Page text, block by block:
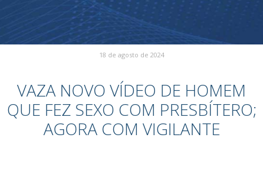
18 de agosto de 2024
VAZA NOVO VÍDEO DE HOMEM
QUE FEZ SEXO COM PRESBÍTERO;
AGORA COM VIGILANTE